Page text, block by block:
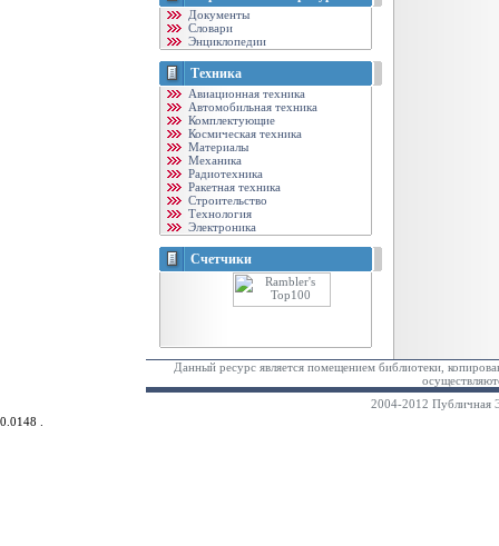
Документы
Словари
Энциклопедии
Техника
Авиационная техника
Автомобильная техника
Комплектующие
Космическая техника
Материалы
Механика
Радиотехника
Ракетная техника
Строительство
Технология
Электроника
Счетчики
Данный ресурс является помещением библиотеки,
2004-2012 Публичная
0.0148 .